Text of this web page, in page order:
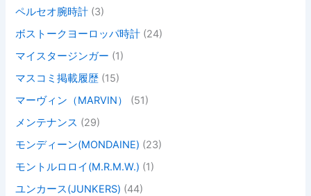
ペルセオ腕時計 (3)
ボストークヨーロッパ時計 (24)
マイスタージンガー (1)
マスコミ掲載履歴 (15)
マーヴィン（MARVIN）
(51)
メンテナンス (29)
モンディーン(MONDAINE) (23)
モントルロロイ(M.R.M.W.) (1)
ユンカース(JUNKERS) (44)